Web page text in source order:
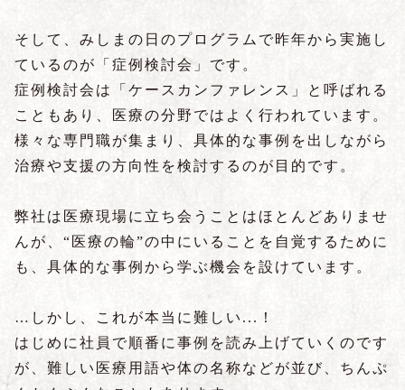
そして、みしまの日のプログラムで昨年から実施し
ているのが「症例検討会」です。
症例検討会は「ケースカンファレンス」と呼ばれる
こともあり、医療の分野ではよく行われています。
様々な専門職が集まり、具体的な事例を出しながら
治療や支援の方向性を検討するのが目的です。
弊社は医療現場に立ち会うことはほとんどありませ
んが、“医療の輪”の中にいることを自覚するために
も、具体的な事例から学ぶ機会を設けています。
…しかし、これが本当に難しい...！
はじめに社員で順番に事例を読み上げていくのです
が、難しい医療用語や体の名称などが並び、ちんぷ